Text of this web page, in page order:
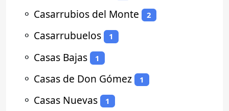
⚬ Casarrubios del Monte 2
⚬ Casarrubuelos 1
⚬ Casas Bajas 1
⚬ Casas de Don Gómez 1
⚬ Casas Nuevas 1